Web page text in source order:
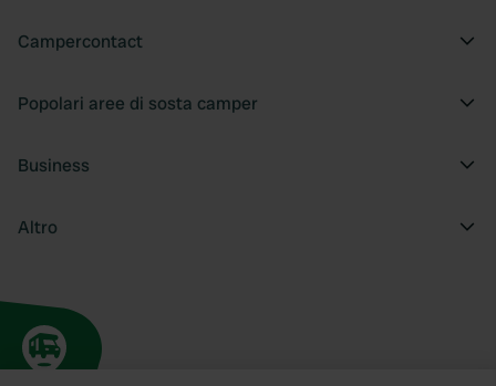
Campercontact
Popolari aree di sosta camper
Business
Altro